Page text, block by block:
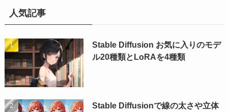
人気記事
Stable Diffusion お気に入りのモデ
ル20種類とLoRAを4種類
Stable Diffusionで線の太さや立体